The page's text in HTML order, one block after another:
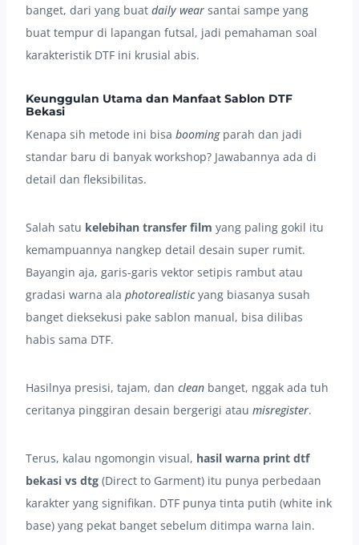
banget, dari yang buat daily wear santai sampe yang
buat tempur di lapangan futsal, jadi pemahaman soal
karakteristik DTF ini krusial abis.
Keunggulan Utama dan Manfaat Sablon DTF
Bekasi
Kenapa sih metode ini bisa boomingparah dan jadi
standar baru di banyak workshop? Jawabannya ada di
detail dan fleksibilitas.
Salah satu kelebihan transfer film yang paling gokil itu
kemampuannya nangkep detail desain super rumit.
Bayangin aja, garis-garis vektor setipis rambut atau
gradasi warna ala photorealisticyang biasanya susah
banget dieksekusi pake sablon manual, bisa dilibas
habis sama DTF.
Hasilnya presisi, tajam, dan clean banget, nggak ada tuh
ceritanya pinggiran desain bergerigi atau misregister.
Terus, kalau ngomongin visual, hasil warna print dtf
bekasi vs dtg (Direct to Garment) itu punya perbedaan
karakter yang signifikan. DTF punya tinta putih (white ink
base) yang pekat banget sebelum ditimpa warna lain.